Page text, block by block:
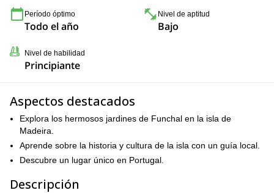
Período óptimo
Todo el año
Nivel de aptitud
Bajo
Nivel de habilidad
Principiante
Aspectos destacados
Explora los hermosos jardines de Funchal en la isla de
Madeira.
Aprende sobre la historia y cultura de la isla con un guía local.
Descubre un lugar único en Portugal.
Descripción